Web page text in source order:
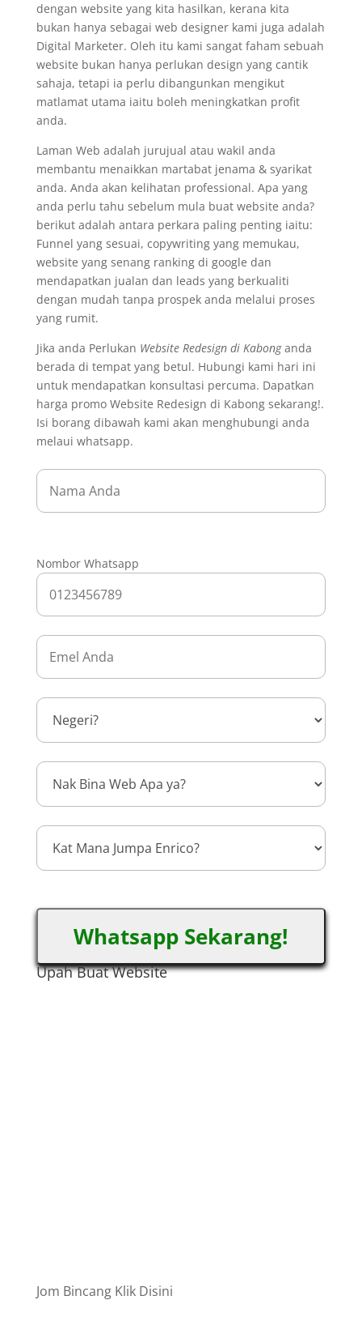
dengan website yang kita hasilkan, kerana kita
bukan hanya sebagai web designer kami juga adalah
Digital Marketer. Oleh itu kami sangat faham sebuah
website bukan hanya perlukan design yang cantik
sahaja, tetapi ia perlu dibangunkan mengikut
matlamat utama iaitu boleh meningkatkan profit
anda.
Laman Web adalah jurujual atau wakil anda
membantu menaikkan martabat jenama & syarikat
anda. Anda akan kelihatan professional. Apa yang
anda perlu tahu sebelum mula buat website anda?
berikut adalah antara perkara paling penting iaitu:
Funnel yang sesuai, copywriting yang memukau,
website yang senang ranking di google dan
mendapatkan jualan dan leads yang berkualiti
dengan mudah tanpa prospek anda melalui proses
yang rumit.
Jika anda Perlukan Website Redesign di Kabonganda
berada di tempat yang betul. Hubungi kami hari ini
untuk mendapatkan konsultasi percuma. Dapatkan
harga promo Website Redesign di Kabong sekarang!.
Isi borang dibawah kami akan menghubungi anda
melaui whatsapp.
Nombor Whatsapp
Whatsapp Sekarang!
Upah Buat Website
Jom Bincang Klik Disini